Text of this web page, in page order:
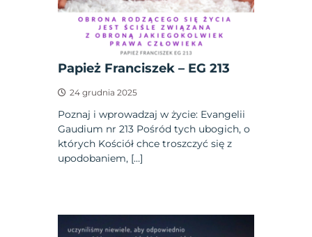
Papież Franciszek – EG 213
24 grudnia 2025
Poznaj i wprowadzaj w życie: Evangelii
Gaudium nr 213 Pośród tych ubogich, o
których Kościół chce troszczyć się z
upodobaniem, […]